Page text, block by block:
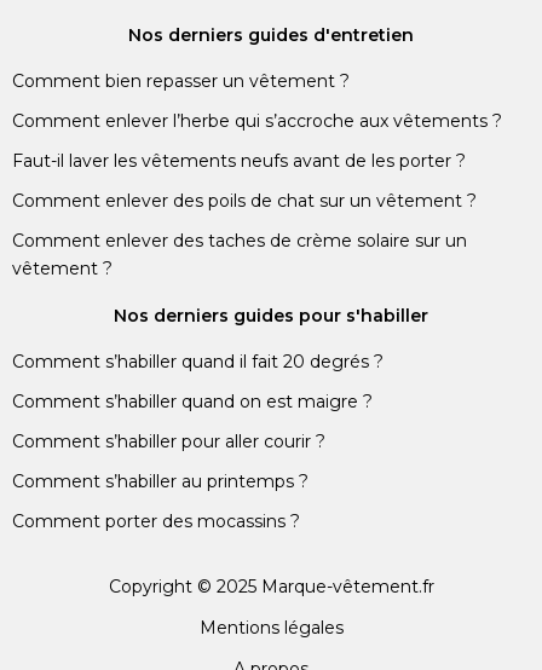
Nos derniers guides d'entretien
Comment bien repasser un vêtement ?
Comment enlever l’herbe qui s’accroche aux vêtements ?
Faut-il laver les vêtements neufs avant de les porter ?
Comment enlever des poils de chat sur un vêtement ?
Comment enlever des taches de crème solaire sur un
vêtement ?
Nos derniers guides pour s'habiller
Comment s’habiller quand il fait 20 degrés ?
Comment s’habiller quand on est maigre ?
Comment s’habiller pour aller courir ?
Comment s’habiller au printemps ?
Comment porter des mocassins ?
Copyright © 2025 Marque-vêtement.fr
Mentions légales